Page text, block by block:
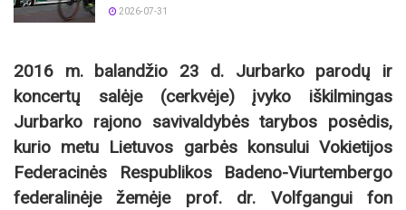
2026-07-31
2016 m. balandžio 23 d. Jurbarko parodų ir
koncertų salėje (cerkvėje) įvyko iškilmingas
Jurbarko rajono savivaldybės tarybos posėdis,
kurio metu Lietuvos garbės konsului Vokietijos
Federacinės Respublikos Badeno-Viurtembergo
federalinėje žemėje prof. dr. Volfgangui fon